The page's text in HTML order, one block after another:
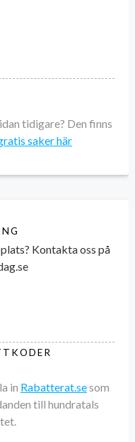
tidigare? Den finns
saker här
Kontakta oss på
in Rabatterat.sesom
till hundratals